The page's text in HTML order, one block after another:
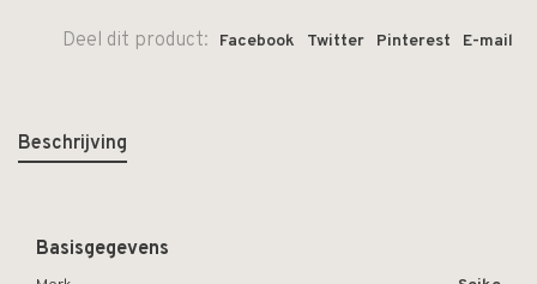
Deel dit product: Facebook Twitter Pinterest E-mail
Beschrijving
Basisgegevens